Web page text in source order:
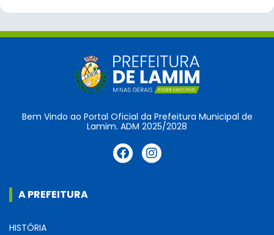
Bem Vindo ao Portal Oficial da Prefeitura Municipal de
Lamim. ADM 2025/2028
A PREFEITURA
HISTÓRIA